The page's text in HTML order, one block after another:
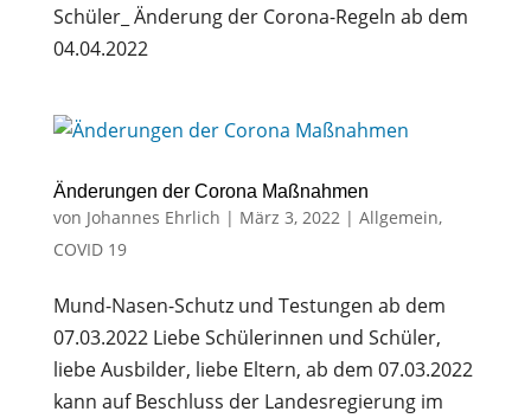
Schüler_ Änderung der Corona-Regeln ab dem
04.04.2022
Änderungen der Corona Maßnahmen
von Johannes Ehrlich | März 3, 2022| Allgemein,
COVID 19
Mund-Nasen-Schutz und Testungen ab dem
07.03.2022 Liebe Schülerinnen und Schüler,
liebe Ausbilder, liebe Eltern, ab dem 07.03.2022
kann auf Beschluss der Landesregierung im